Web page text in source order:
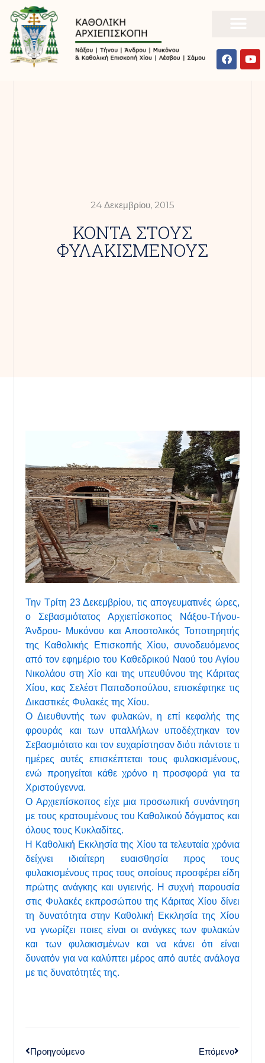
24 Δεκεμβρίου, 2015
ΚΟΝΤΑ ΣΤΟΥΣ
ΦΥΛΑΚΙΣΜΕΝΟΥΣ
Την Τρίτη 23 Δεκεμβρίου, τις απογευματινές ώρες,
ο Σεβασμιότατος Αρχιεπίσκοπος Νάξου-Τήνου-
Άνδρου- Μυκόνου και Αποστολικός Τοποτηρητής
της Καθολικής Επισκοπής Χίου, συνοδευόμενος
από τον εφημέριο του Καθεδρικού Ναού του Αγίου
Νικολάου στη Χίο και της υπευθύνου της Κάριτας
Χίου, κας Σελέστ Παπαδοπούλου, επισκέφτηκε τις
Δικαστικές Φυλακές της Χίου.
Ο Διευθυντής των φυλακών, η επί κεφαλής της
φρουράς και των υπαλλήλων υποδέχτηκαν τον
Σεβασμιότατο και τον ευχαρίστησαν διότι πάντοτε τι
ημέρες αυτές επισκέπτεται τους φυλακισμένους,
ενώ προηγείται κάθε χρόνο η προσφορά για τα
Χριστούγεννα.
Ο Αρχιεπίσκοπος είχε μια προσωπική συνάντηση
με τους κρατουμένους του Καθολικού δόγματος και
όλους τους Κυκλαδίτες.
Η Καθολική Εκκλησία της Χίου τα τελευταία χρόνια
δείχνει ιδιαίτερη ευαισθησία προς τους
φυλακισμένους προς τους οποίους προσφέρει είδη
πρώτης ανάγκης και υγιεινής. Η συχνή παρουσία
στις Φυλακές εκπροσώπου της Κάριτας Χίου δίνει
τη δυνατότητα στην Καθολική Εκκλησία της Χίου
να γνωρίζει ποιες είναι οι ανάγκες των φυλακών
και των φυλακισμένων και να κάνει ότι είναι
δυνατόν για να καλύπτει μέρος από αυτές ανάλογα
με τις δυνατότητές της.
Προηγούμενο Επόμενο